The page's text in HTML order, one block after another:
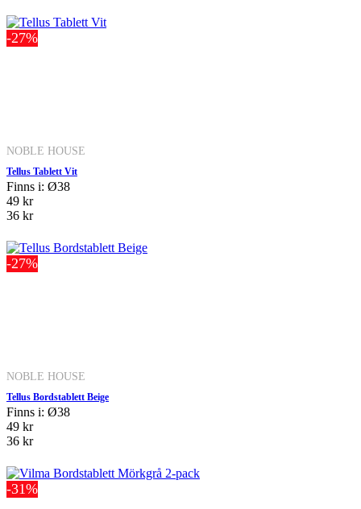
-27%
NOBLE HOUSE
Tellus Tablett Vit
Finns i: Ø38
49 kr
36 kr
-27%
NOBLE HOUSE
Tellus Bordstablett Beige
Finns i: Ø38
49 kr
36 kr
-31%